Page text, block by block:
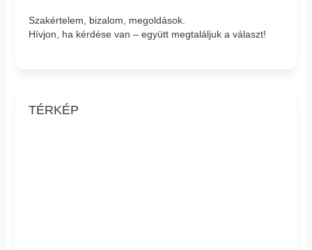
Szakértelem, bizalom, megoldások.
Hívjon, ha kérdése van – együtt megtaláljuk a választ!
TÉRKÉP